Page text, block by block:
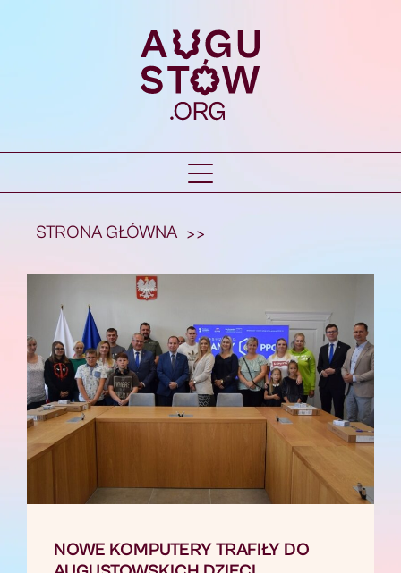
STRONA GŁÓWNA >>
NOWE KOMPUTERY TRAFIŁY DO